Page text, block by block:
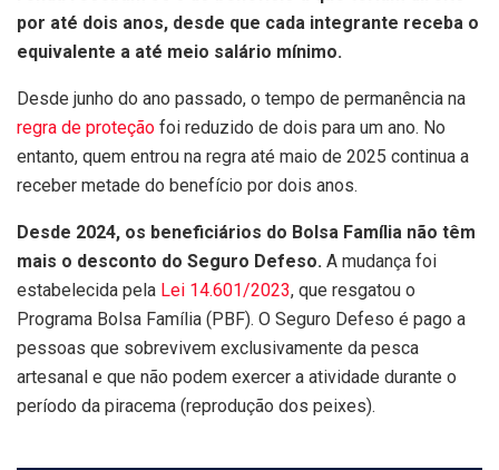
por até dois anos, desde que cada integrante receba o
equivalente a até meio salário mínimo.
Desde junho do ano passado, o tempo de permanência na
regra de proteção foi reduzido de dois para um ano. No
entanto, quem entrou na regra até maio de 2025 continua a
receber metade do benefício por dois anos.
Desde 2024, os beneficiários do Bolsa Família não têm
mais o desconto do Seguro Defeso. A mudança foi
estabelecida pela Lei 14.601/2023, que resgatou o
Programa Bolsa Família (PBF). O Seguro Defeso é pago a
pessoas que sobrevivem exclusivamente da pesca
artesanal e que não podem exercer a atividade durante o
período da piracema (reprodução dos peixes).